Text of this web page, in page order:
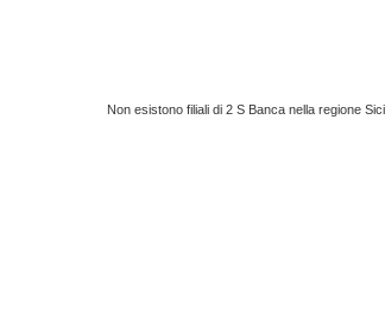
Non esistono filiali di 2 S Banca nella regione